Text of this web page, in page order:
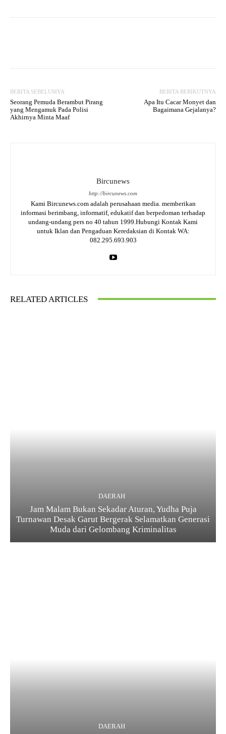
BERITA SEBELUMYA
Seorang Pemuda Berambut Pirang
yang Mengamuk Pada Polisi
Akhirnya Minta Maaf
BERITA BERIKUTNYA
Apa Itu Cacar Monyet dan
Bagaimana Gejalanya?
Bircunews
http://bircunews.com
Kami Bircunews.com adalah perusahaan media. memberikan
informasi berimbang, informatif, edukatif dan berpedoman terhadap
undang-undang pers no 40 tahun 1999.Hubungi Kontak Kami
untuk Iklan dan Pengaduan Keredaksian di Kontak WA:
082.295.693.903
RELATED ARTICLES
DAERAH
Jam Malam Bukan Sekadar Aturan, Yudha Puja
Turnawan Desak Garut Bergerak Selamatkan Generasi
Muda dari Gelombang Kriminalitas
DAERAH